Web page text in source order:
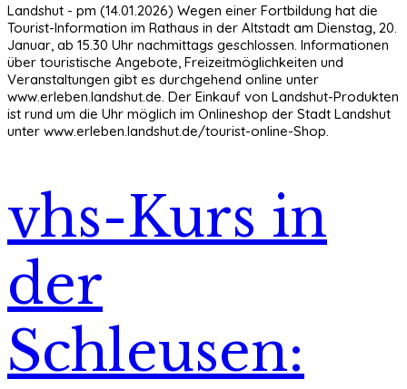
Landshut - pm (14.01.2026) Wegen einer Fortbildung hat die
Tourist-Information im Rathaus in der Altstadt am Dienstag, 20.
Januar, ab 15.30 Uhr nachmittags geschlossen. Informationen
über touristische Angebote, Freizeitmöglichkeiten und
Veranstaltungen gibt es durchgehend online unter
www.erleben.landshut.de. Der Einkauf von Landshut-Produkten
ist rund um die Uhr möglich im Onlineshop der Stadt Landshut
unter www.erleben.landshut.de/tourist-online-Shop.
vhs-Kurs in
der
Schleusen: